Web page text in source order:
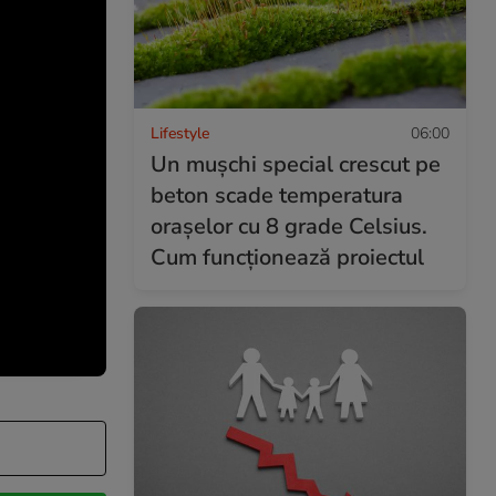
Lifestyle 06:00
Un mușchi special crescut pe
beton scade temperatura
orașelor cu 8 grade Celsius.
Cum funcționează proiectul